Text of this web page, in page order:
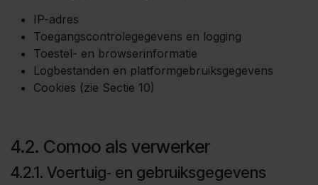
IP-adres
Toegangscontrolegegevens en logging
Toestel- en browserinformatie
Logbestanden en platformgebruiksgegevens
Cookies (zie Sectie 10)
4.2. Comoo als verwerker
4.2.1. Voertuig‑ en gebruiksgegevens